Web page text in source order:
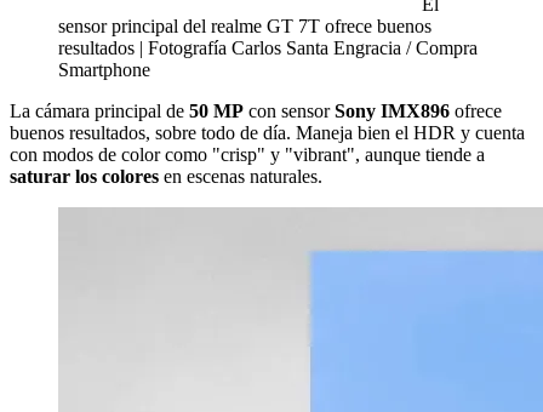
El
sensor principal del realme GT 7T ofrece buenos
resultados | Fotografía Carlos Santa Engracia / Compra
Smartphone
La cámara principal de 50 MP con sensorSony IMX896 ofrece
buenos resultados, sobre todo de día. Maneja bien el HDR y cuenta
con modos de color como "crisp" y "vibrant", aunque tiende a
saturar los colores en escenas naturales.